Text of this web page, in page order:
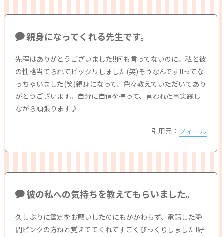
親身になってくれる先生です。
先程はありがとうございました!!何も言ってないのに、私と彼
の性格当てられてビックリしました(笑)そうなんです!!ってな
っちゃいました(笑)親身になって、色々教えていただいてあり
がとうございます。自分に自信を持って、言われた事実践し
ながら頑張ります♪
引用元： フィール
彼の私への気持ちを教えてもらいました。
久しぶりに鑑定をお願いしたのにもかかわらず、電話した瞬
間ピンクの方ねと覚えててくれてすごくびっくりしました!好